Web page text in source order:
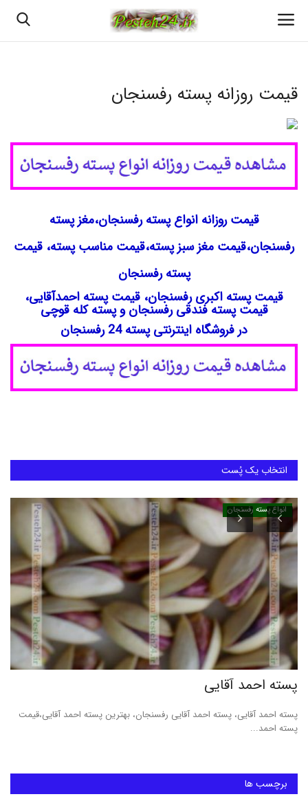
خانه
پسته اعلا رفسنجان
قیمت روزانه پسته رفسنجان
خرید پسته رفسنجان
دانستنیهای پـسـتـه رفسنجان
بهترین پسته ایران
قیمت روزانه پسته رفسنجان
قیمت روزانه انواع پسته رفسنجان،مغز پسته
رفسنجان،قیمت مغز سبز پسته،قیمت مناسب پسته، قیمت
پسته رفسنجان
قیمت پسته اکبری رفسنجان، قیمت پسته احمدآقایی،
قیمت پسته فندقی رفسنجان و پسته کله قوچی
در فروشگاه اینترنتی پسته 24 رفسنجان
انتخاب یک پُست
انواع پسته رفسنجان
پسته احمد آقایی
پسته احمد آقایی، پسته احمد آقایی رفسنجان، بهترین پسته احمد آقایی،قیمت
پسته احمد...
برچسب ها